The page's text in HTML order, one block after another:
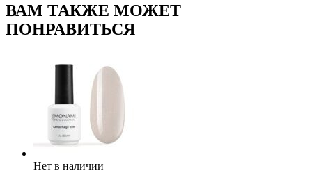
ВАМ ТАКЖЕ МОЖЕТ
ПОНРАВИТЬСЯ
Нет в наличии